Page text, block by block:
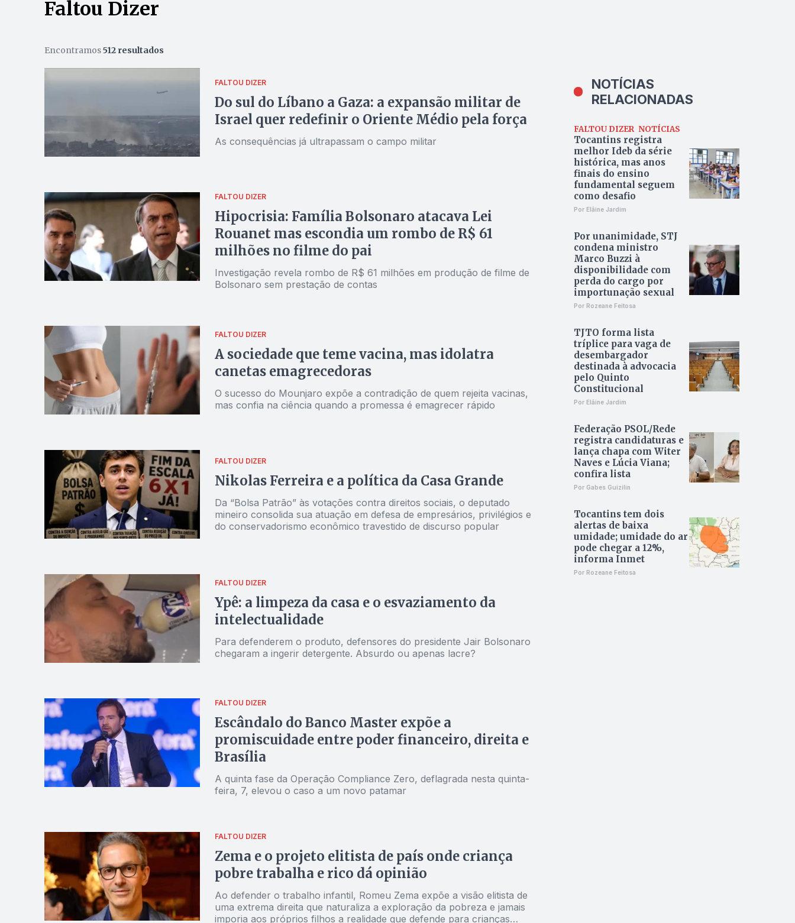
Faltou Dizer
Encontramos512 resultados
FALTOU DIZER
Do sul do Líbano a Gaza: a expansão militar de
Israel quer redefinir o Oriente Médio pela força
As consequências já ultrapassam o campo militar
FALTOU DIZER
Hipocrisia: Família Bolsonaro atacava Lei
Rouanet mas escondia um rombo de R$ 61
milhões no filme do pai
Investigação revela rombo de R$ 61 milhões em produção de filme de
Bolsonaro sem prestação de contas
FALTOU DIZER
A sociedade que teme vacina, mas idolatra
canetas emagrecedoras
O sucesso do Mounjaro expõe a contradição de quem rejeita vacinas,
mas confia na ciência quando a promessa é emagrecer rápido
FALTOU DIZER
Nikolas Ferreira e a política da Casa Grande
Da “Bolsa Patrão” às votações contra direitos sociais, o deputado
mineiro consolida sua atuação em defesa de empresários, privilégios e
do conservadorismo econômico travestido de discurso popular
FALTOU DIZER
Ypê: a limpeza da casa e o esvaziamento da
intelectualidade
Para defenderem o produto, defensores do presidente Jair Bolsonaro
chegaram a ingerir detergente. Absurdo ou apenas lacre?
FALTOU DIZER
Escândalo do Banco Master expõe a
promiscuidade entre poder financeiro, direita e
Brasília
A quinta fase da Operação Compliance Zero, deflagrada nesta quinta-
feira, 7, elevou o caso a um novo patamar
FALTOU DIZER
Zema e o projeto elitista de país onde criança
pobre trabalha e rico dá opinião
Ao defender o trabalho infantil, Romeu Zema expõe a visão elitista de
uma extrema direita que naturaliza a exploração da pobreza e jamais
imporia aos próprios filhos a realidade que defende para crianças
NOTÍCIAS
RELACIONADAS
FALTOU DIZER NOTÍCIAS
Tocantins registra
melhor Ideb da série
histórica, mas anos
finais do ensino
fundamental seguem
como desafio
Por Elâine Jardim
Por unanimidade, STJ
condena ministro
Marco Buzzi à
disponibilidade com
perda do cargo por
importunação sexual
Por Rozeane Feitosa
TJTO forma lista
tríplice para vaga de
desembargador
destinada à advocacia
pelo Quinto
Constitucional
Por Elâine Jardim
Federação PSOL/Rede
registra candidaturas e
lança chapa com Witer
Naves e Lúcia Viana;
confira lista
Por Gabes Guizilin
Tocantins tem dois
alertas de baixa
umidade; umidade do ar
pode chegar a 12%,
informa Inmet
Por Rozeane Feitosa